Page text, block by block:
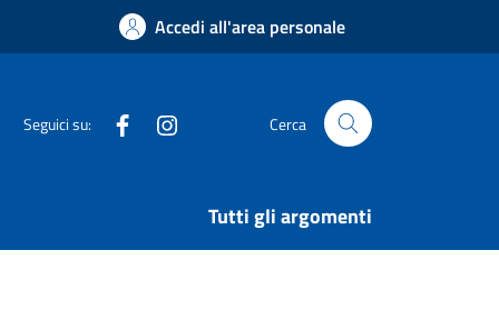
Accedi all'area personale
Seguici su: Facebook Cerca
Tutti gli argomenti